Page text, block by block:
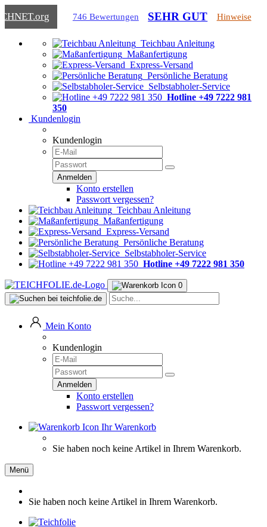
.org 746 Bewertungen SEHR GUT Hinweise
Teichbau Anleitung
Maßanfertigung
Express-Versand
Persönliche Beratung
Selbstabholer-Service
Hotline +49 7222 981
350
Kundenlogin
Kundenlogin
Konto erstellen
Passwort vergessen?
Teichbau Anleitung
Maßanfertigung
Express-Versand
Persönliche Beratung
Selbstabholer-Service
Hotline +49 7222 981 350
0
Mein Konto
Kundenlogin
Konto erstellen
Passwort vergessen?
Ihr Warenkorb
Sie haben noch keine Artikel in Ihrem Warenkorb.
Menü
Sie haben noch keine Artikel in Ihrem Warenkorb.